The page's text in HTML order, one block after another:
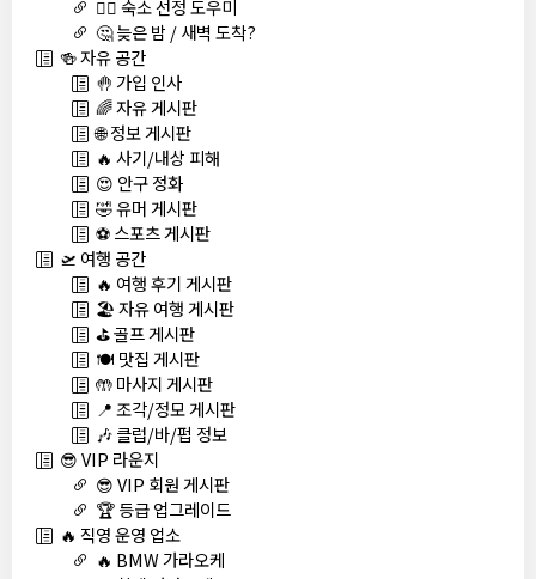
🏊‍♀️ 숙소 선정 도우미
🤔 늦은 밤 / 새벽 도착?
🍻 자유 공간
🤚 가입 인사
🌈 자유 게시판
🌐 정보 게시판
🔥 사기/내상 피해
😍 안구 정화
🤣 유머 게시판
⚽ 스포츠 게시판
🛫 여행 공간
🔥 여행 후기 게시판
🏖️ 자유 여행 게시판
⛳ 골프 게시판
🍽️ 맛집 게시판
🤲 마사지 게시판
📍 조각/정모 게시판
🎶 클럽/바/펍 정보
😎 VIP 라운지
😎 VIP 회원 게시판
🏆 등급 업그레이드
🔥 직영 운영 업소
🔥 BMW 가라오케